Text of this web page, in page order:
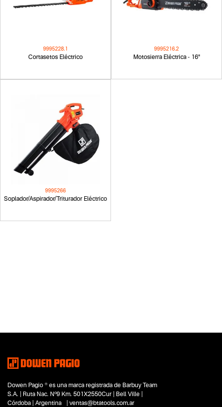
9995228.1
Cortasetos Eléctrico
9995216.2
Motosierra Eléctrica - 16"
9995266
Soplador/Aspirador/Triturador Eléctrico
Dowen Pagio ® es una marca registrada de Barbuy Team
S.A. | Ruta Nac. Nº9 Km. 501X2550Cur | Bell Ville |
Córdoba | Argentina | ventas@btatools.com.ar